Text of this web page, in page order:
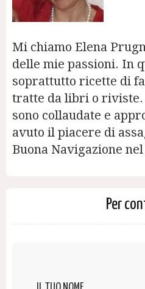
Mi chiamo Elena
delle mie passioni. In
soprattutto ricette di
tratte da libri o riviste.
sono collaudate e
avuto il piacere di
Buona Navigazione
Per